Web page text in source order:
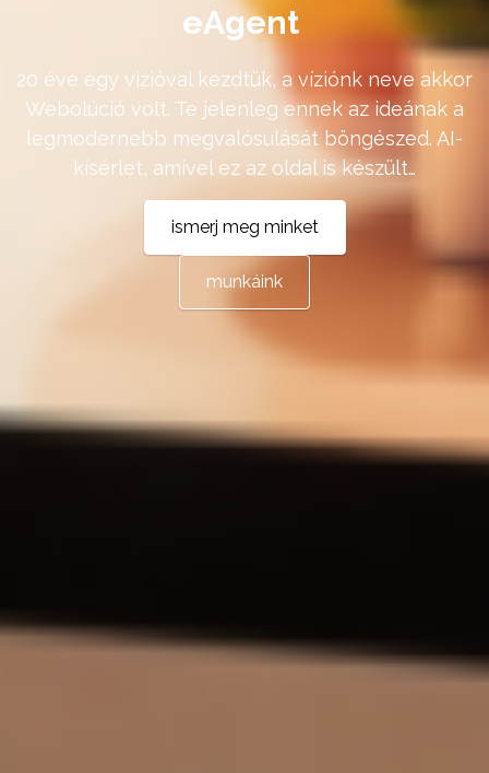
eAgent
20 éve egy vizióval kezdtük, a víziónk neve akkor
Webolúció volt. Te jelenleg ennek az ideának a
legmodernebb megvalósulását böngészed. AI-
kísérlet, amivel ez az oldal is készült…
ismerj meg minket
munkáink